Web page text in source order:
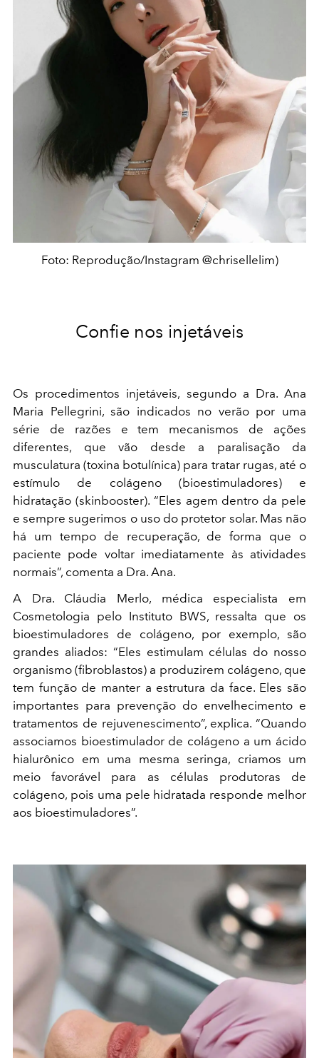
Foto: Reprodução/Instagram @chrisellelim)
Confie nos injetáveis
Os procedimentos injetáveis, segundo a Dra. Ana
Maria Pellegrini, são indicados no verão por uma
série de razões e tem mecanismos de ações
diferentes, que vão desde a paralisação da
musculatura (toxina botulínica) para tratar rugas, até o
estímulo de colágeno (bioestimuladores) e
hidratação (skinbooster). “Eles agem dentro da pele
e sempre sugerimos o uso do protetor solar. Mas não
há um tempo de recuperação, de forma que o
paciente pode voltar imediatamente às atividades
normais”, comenta a Dra. Ana.
A Dra. Cláudia Merlo, médica especialista em
Cosmetologia pelo Instituto BWS, ressalta que os
bioestimuladores de colágeno, por exemplo, são
grandes aliados: “Eles estimulam células do nosso
organismo (fibroblastos) a produzirem colágeno, que
tem função de manter a estrutura da face. Eles são
importantes para prevenção do envelhecimento e
tratamentos de rejuvenescimento”, explica. “Quando
associamos bioestimulador de colágeno a um ácido
hialurônico em uma mesma seringa, criamos um
meio favorável para as células produtoras de
colágeno, pois uma pele hidratada responde melhor
aos bioestimuladores”.